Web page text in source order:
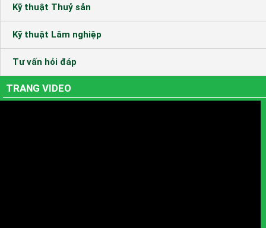
Kỹ thuật Thuỷ sản
Kỹ thuật Lâm nghiệp
Tư vấn hỏi đáp
TRANG VIDEO